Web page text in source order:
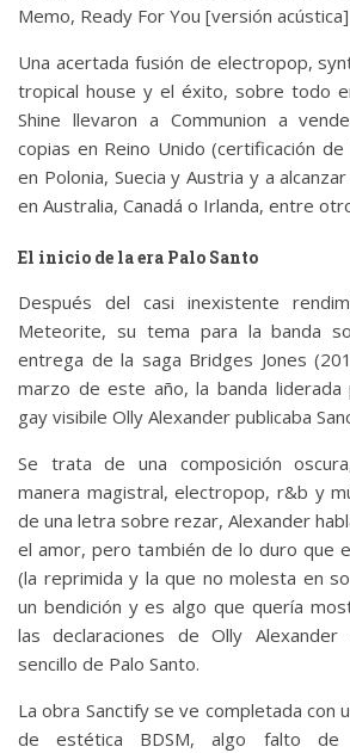
Memo, Ready For You [versión
Una acertada fusión de electropop,
tropical house y el éxito, sobre todo
Shine llevaron a Communion a
copias en Reino Unido (certificación
en Polonia, Suecia y Austria y a
en Australia, Canadá o Irlanda, entre
El inicio de la era Palo Santo
Después del casi inexistente
Meteorite, su tema para la banda
entrega de la saga Bridges Jones
marzo de este año, la banda
gay visibile Olly Alexander publicaba
Se trata de una composición
manera magistral, electropop, r&b y
de una letra sobre rezar, Alexander
el amor, pero también de lo duro que
(la reprimida y la que no molesta en
un bendición y es algo que quería
las declaraciones de Olly
sencillo de Palo Santo.
La obra Sanctify se ve completada con
de estética BDSM, algo falto de